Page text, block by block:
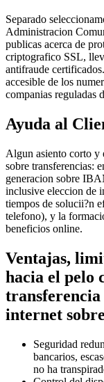
Separado
Administracion
publicas acerca de
criptografico SSL,
antifraude
accesible de los
companias reguladas
Ayuda al
Algun asiento corto y
sobre transferencias:
generacion sobre
inclusive eleccion de
tiempos de solucii?n
telefono), y la
beneficios online.
Ventajas,
hacia el pelo
transferencia
internet
Seguridad
bancarios,
no ha